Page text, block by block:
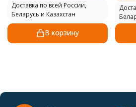
Доставка по всей России,
Беларусь и Казахстан
В корзину